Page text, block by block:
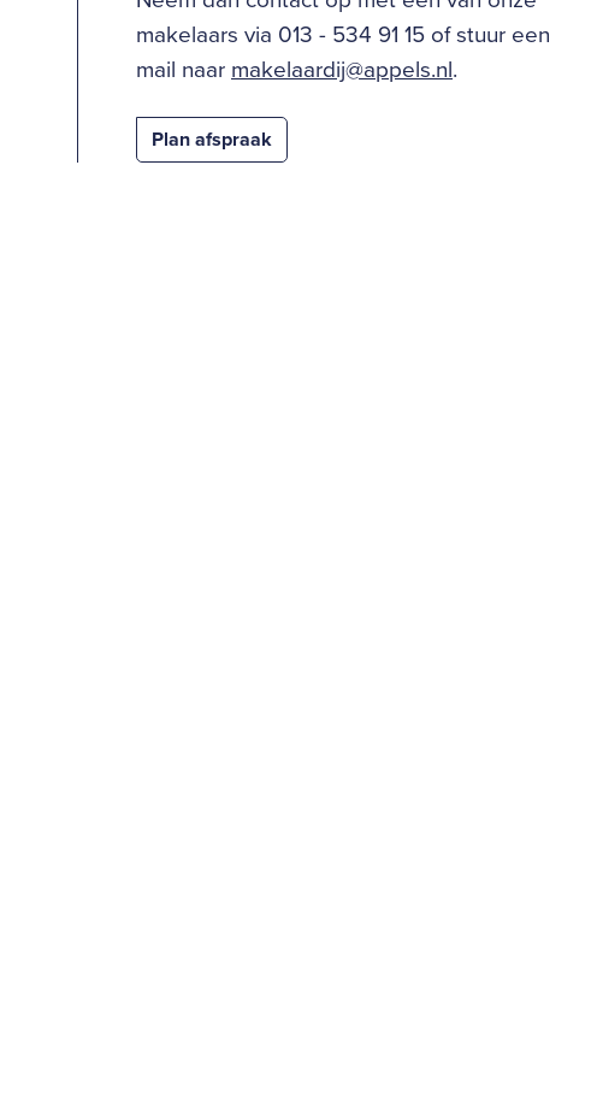
makelaars via 013 - 534 91 15 of stuur een
mail naar makelaardij@appels.nl.
Plan afspraak